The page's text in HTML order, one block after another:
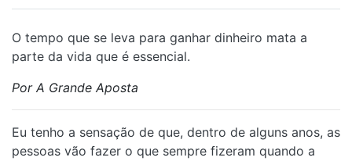
O tempo que se leva para ganhar dinheiro mata a
parte da vida que é essencial.
Por A Grande Aposta
Eu tenho a sensação de que, dentro de alguns anos, as
pessoas vão fazer o que sempre fizeram quando a